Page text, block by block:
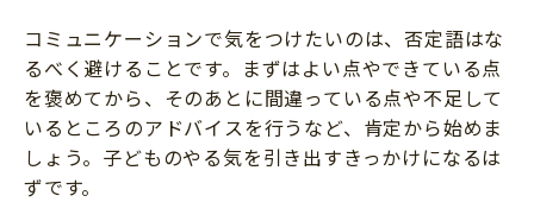
コミュニケーションで気をつけたいのは、否定語はな
るべく避けることです。まずはよい点やできている点
を褒めてから、そのあとに間違っている点や不足して
いるところのアドバイスを行うなど、肯定から始めま
しょう。子どものやる気を引き出すきっかけになるは
ずです。